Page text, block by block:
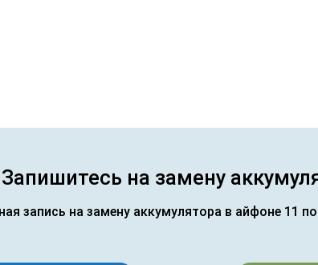
Запишитесь на замену
запись на замену аккумулятора в айфоне 11